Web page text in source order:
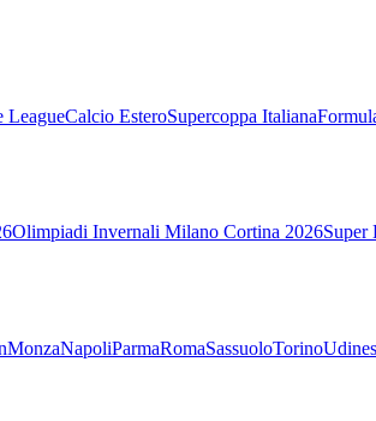
LeagueCalcio EsteroSupercoppa Italiana
Olimpiadi Invernali Milano Cortina 2026Super
MonzaNapoliParmaRomaSassuoloTorino